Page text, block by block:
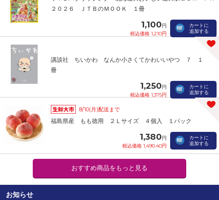
２０２６ ＪＴＢのＭＯＯＫ １冊
1,100円
税込価格 1,210円
カートに
追加する
講談社 ちいかわ なんか小さくてかわいいやつ ７ １
冊
1,250円
税込価格 1,375円
カートに
追加する
8/10(月)配送まで
福島県産 もも徳用 ２Ｌサイズ ４個入 １パック
1,380円
税込価格 1,490.40円
カートに
追加する
おすすめ商品をもっと見る
お知らせ